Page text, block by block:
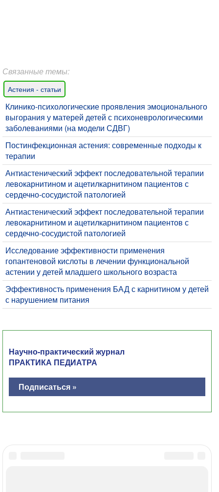
Связанные темы:
Астения - статьи
​Клинико-психологические проявления эмоционального
выгорания у матерей детей с психоневрологическими
заболеваниями (на модели СДВГ)
Постинфекционная астения: современные подходы к
терапии
​Антиастенический эффект последовательной терапии
левокарнитином и ацетилкарнитином пациентов с
сердечно-сосудистой патологией
​Антиастенический эффект последовательной терапии
левокарнитином и ацетилкарнитином пациентов с
сердечно-сосудистой патологией
Исследование эффективности применения
гопантеновой кислоты в лечении функциональной
астении у детей младшего школьного возраста
​Эффективность применения БАД с карнитином у детей
с нарушением питания
Научно-практический журнал
ПРАКТИКА ПЕДИАТРА
Подписаться »